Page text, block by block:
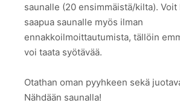
saunalle (20 ensimmäistä/kilta).
saapua saunalle myös ilman
ennakkoilmoittautumista, tällöin
voi taata syötävää.
Otathan oman pyyhkeen sekä
Nähdään saunalla!